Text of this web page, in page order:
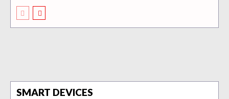
SMART DEVICES